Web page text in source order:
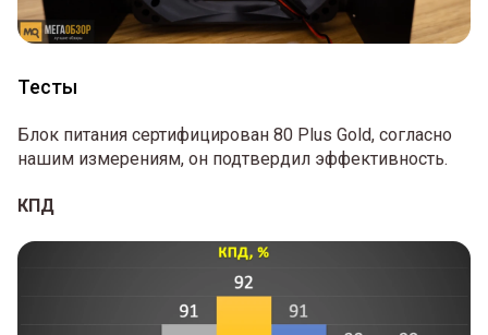
Тесты
Блок питания сертифицирован 80 Plus Gold, согласно
нашим измерениям, он подтвердил эффективность.
КПД